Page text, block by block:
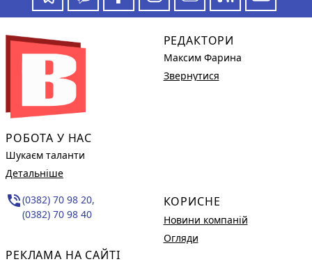
РОБОТА У НАС
Шукаєм таланти
Детальніше
phone_in_talk(0382) 70 98 20,
(0382) 70 98 40
РЕКЛАМА НА САЙТІ
РЕДАКТОРИ
Максим Фарина
Звернутися
КОРИСНЕ
Новини компаній
Огляди